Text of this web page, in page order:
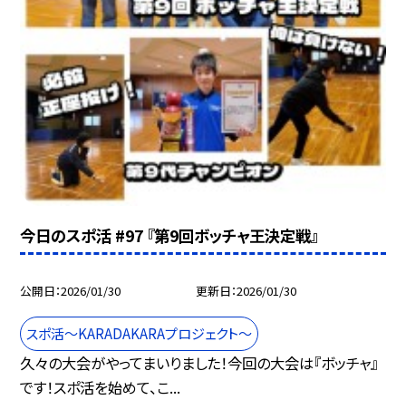
今日のスポ活 #97 『第9回ボッチャ王決定戦』
公開日 2026/01/30 更新日 2026/01/30
スポ活～KARADAKARAプロジェクト～
久々の大会がやってまいりました！今回の大会は『ボッチャ』
です！スポ活を始めて、こ...